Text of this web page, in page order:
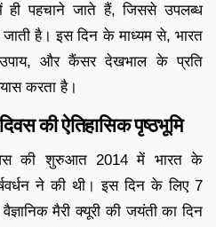
पहचाने जाते हैं, जिससे उपलब्ध
जाती है। इस दिन के माध्यम से, भारत
और कैंसर देखभाल के प्रति
करता है।
की ऐतिहासिक पृष्ठभूमि
की शुरुआत 2014 में भारत के
ने की थी। इस दिन के लिए 7
मैरी क्यूरी की जयंती का दिन